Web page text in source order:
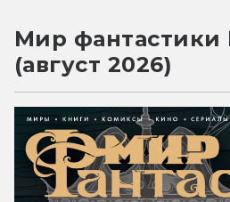
Мир фантастики
(август 2026)